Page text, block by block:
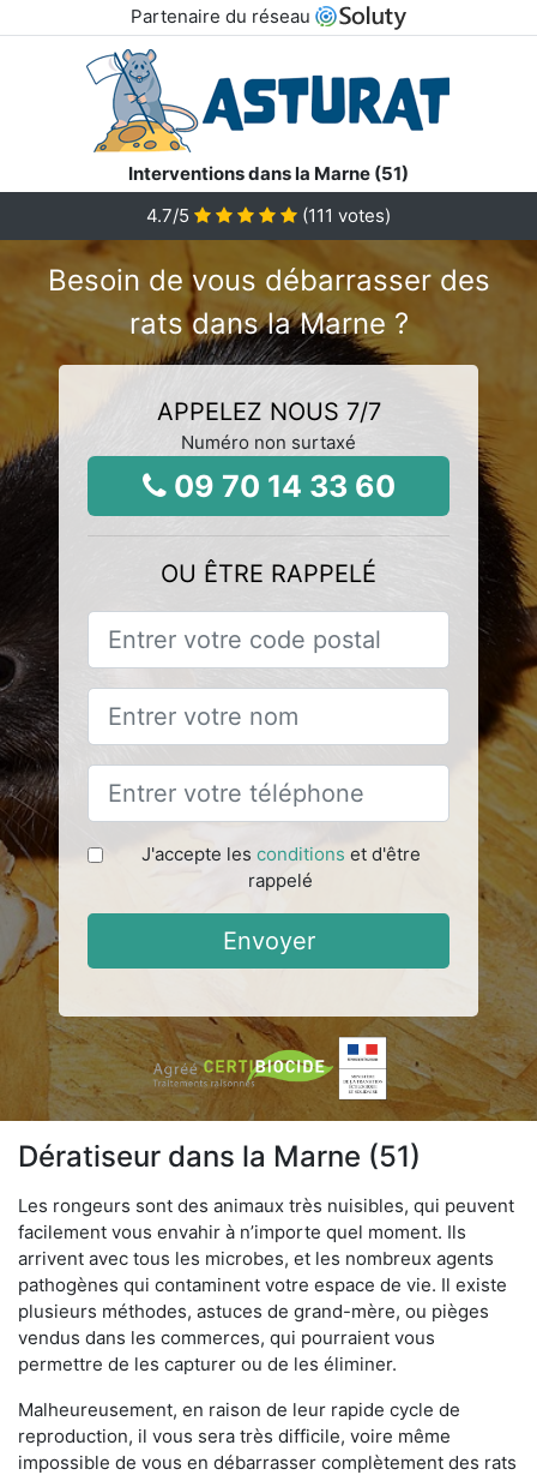
Partenaire du réseau
Interventions dans la Marne (51)
4.7/5 (111 votes)
Besoin de vous débarrasser des
rats dans la Marne ?
APPELEZ NOUS 7/7
Numéro non surtaxé
09 70 14 33 60
OU ÊTRE RAPPELÉ
J'accepte les conditions et d'être
rappelé
Envoyer
Dératiseur dans la Marne (51)
Les rongeurs sont des animaux très nuisibles, qui peuvent
facilement vous envahir à n’importe quel moment. Ils
arrivent avec tous les microbes, et les nombreux agents
pathogènes qui contaminent votre espace de vie. Il existe
plusieurs méthodes, astuces de grand-mère, ou pièges
vendus dans les commerces, qui pourraient vous
permettre de les capturer ou de les éliminer.
Malheureusement, en raison de leur rapide cycle de
reproduction, il vous sera très difficile, voire même
impossible de vous en débarrasser complètement des rats